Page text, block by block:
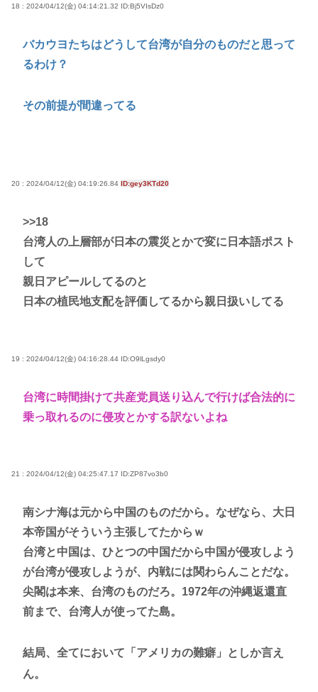
18 : 2024/04/12(金) 04:14:21.32 ID:Bj5VIsDz0
バカウヨたちはどうして台湾が自分のものだと思って
るわけ？
その前提が間違ってる
20 : 2024/04/12(金) 04:19:26.84 ID:gey3KTd20
>>18
台湾人の上層部が日本の震災とかで変に日本語ポスト
して
親日アピールしてるのと
日本の植民地支配を評価してるから親日扱いしてる
19 : 2024/04/12(金) 04:16:28.44 ID:O9lLgsdy0
台湾に時間掛けて共産党員送り込んで行けば合法的に
乗っ取れるのに侵攻とかする訳ないよね
21 : 2024/04/12(金) 04:25:47.17 ID:ZP87vo3b0
南シナ海は元から中国のものだから。なぜなら、大日
本帝国がそういう主張してたからｗ
台湾と中国は、ひとつの中国だから中国が侵攻しよう
が台湾が侵攻しようが、内戦には関わらんことだな。
尖閣は本来、台湾のものだろ。1972年の沖縄返還直
前まで、台湾人が使ってた島。
結局、全てにおいて「アメリカの難癖」としか言え
ん。